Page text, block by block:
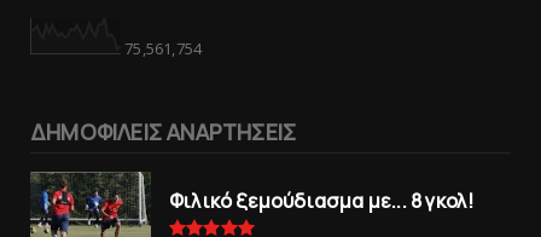
75,561,754
ΔΗΜΟΦΙΛΕΙΣ ΑΝΑΡΤΗΣΕΙΣ
Φιλικό ξεμούδιασμα με... 8 γκολ!